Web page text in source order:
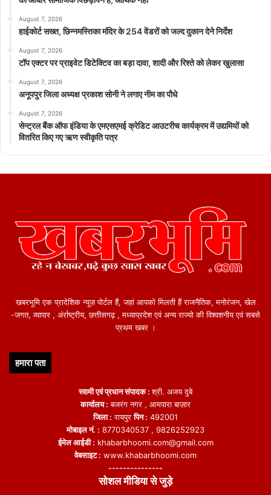
August 7, 2026
हाईकोर्ट सख्त, छिन्नमस्तिका मंदिर के 254 वेंडरों को जल्द दुकान देने निर्देश
August 7, 2026
टॉप एक्टर पर प्राइवेट डिटेक्टिव का बड़ा दावा, शादी और रिश्ते को लेकर खुलासा
August 7, 2026
अनूपपुर जिला अध्यक्ष प्रकाश सोनी ने लगाए नीम का पौधे
August 7, 2026
सेन्ट्रल बैंक ऑफ इंडिया के एमएसएमई क्रेडिट आउटरीच कार्यक्रम में उद्यमियों को
वितरित किए गए ऋण स्वीकृति पत्र
खबरभूमि एक प्रादेशिक न्यूज़ पोर्टल हैं, जहां आपको मिलती हैं राजनैतिक, मनोरंजन, खेल
-जगत, व्यापार , अंर्राष्ट्रीय, छत्तीसगढ़ , मध्याप्रदेश एवं अन्य राज्यो की विश्वशनीय एवं सबसे
प्रथम खबर ।
हमारा पता
स्वामी एवं प्रधान संपादक :श्री. अजय दुबे
कार्यालय : बजरंग नगर , आमपारा बाज़ार
जिला : रायपुरपिन : 492001
मोबाइल नं. : 8770340537 , 9826252923
ईमेल आईडी : khabarbhoomi.com@gmail.com
वेबसाइट : www.khabarbhoomi.com
---------------
सोशल मीडिया से जुड़े